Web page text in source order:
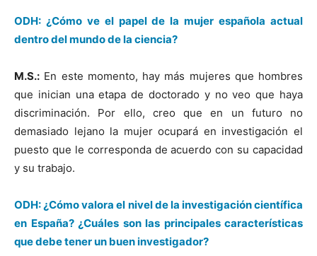
ODH: ¿Cómo ve el papel de la mujer española actual
dentro del mundo de la ciencia?
M.S.: En este momento, hay más mujeres que hombres
que inician una etapa de doctorado y no veo que haya
discriminación. Por ello, creo que en un futuro no
demasiado lejano la mujer ocupará en investigación el
puesto que le corresponda de acuerdo con su capacidad
y su trabajo.
ODH: ¿Cómo valora el nivel de la investigación científica
en España? ¿Cuáles son las principales características
que debe tener un buen investigador?